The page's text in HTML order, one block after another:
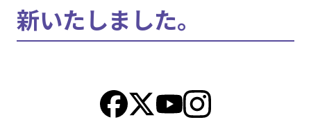
新いたしました。